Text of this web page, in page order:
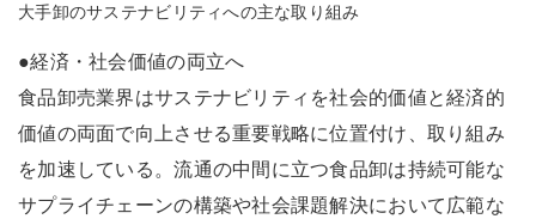
大手卸のサステナビリティへの主な取り組み
●経済・社会価値の両立へ
食品卸売業界はサステナビリティを社会的価値と経済的
価値の両面で向上させる重要戦略に位置付け、取り組み
を加速している。流通の中間に立つ食品卸は持続可能な
サプライチェーンの構築や社会課題解決において広範な